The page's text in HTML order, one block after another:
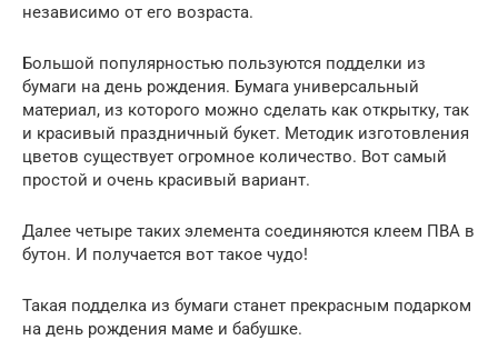
независимо от его возраста.
Большой популярностью пользуются подделки из
бумаги на день рождения. Бумага универсальный
материал, из которого можно сделать как открытку, так
и красивый праздничный букет. Методик изготовления
цветов существует огромное количество. Вот самый
простой и очень красивый вариант.
Далее четыре таких элемента соединяются клеем ПВА в
бутон. И получается вот такое чудо!
Такая подделка из бумаги станет прекрасным подарком
на день рождения маме и бабушке.